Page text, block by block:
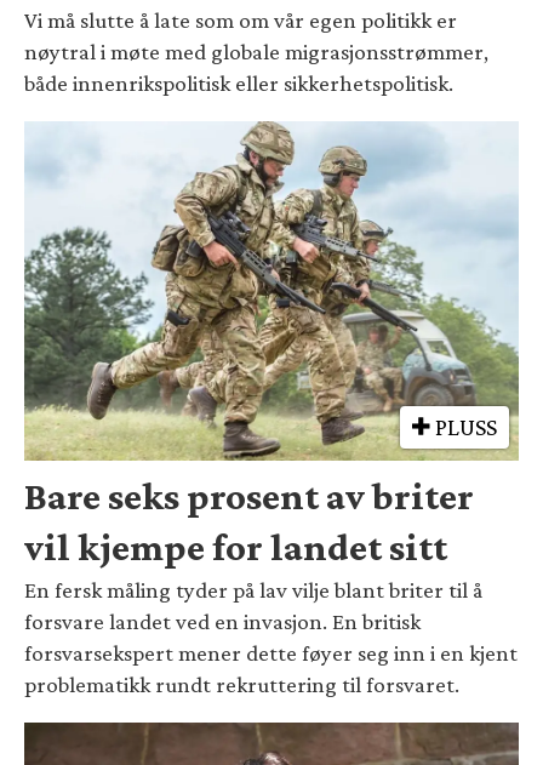
Vi må slutte å late som om vår egen politikk er
nøytral i møte med globale migrasjonsstrømmer,
både innenrikspolitisk eller sikkerhetspolitisk.
PLUSS
Bare seks prosent av briter
vil kjempe for landet sitt
En fersk måling tyder på lav vilje blant briter til å
forsvare landet ved en invasjon. En britisk
forsvarsekspert mener dette føyer seg inn i en kjent
problematikk rundt rekruttering til forsvaret.